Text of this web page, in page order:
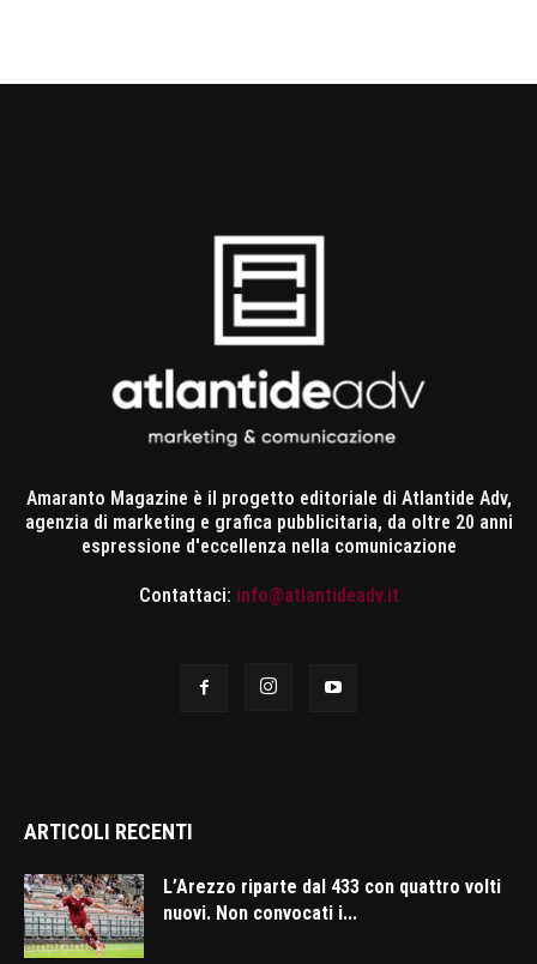
Amaranto Magazine è il progetto editoriale di Atlantide Adv,
agenzia di marketing e grafica pubblicitaria, da oltre 20 anni
espressione d'eccellenza nella comunicazione
Contattaci: info@atlantideadv.it
ARTICOLI RECENTI
L’Arezzo riparte dal 433 con quattro volti
nuovi. Non convocati i...